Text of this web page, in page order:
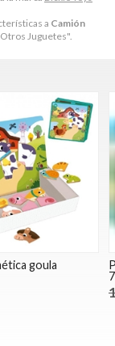
a Camión
Juguetes".
goula